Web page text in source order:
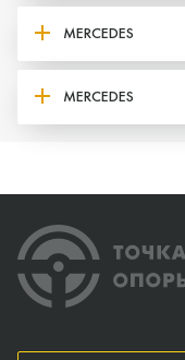
MERCEDES
MERCEDES